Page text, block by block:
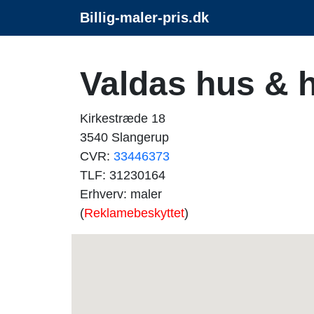
Billig-maler-pris.dk
Valdas hus &
Kirkestræde 18
3540 Slangerup
CVR: 33446373
TLF: 31230164
Erhverv: maler
(Reklamebeskyttet)